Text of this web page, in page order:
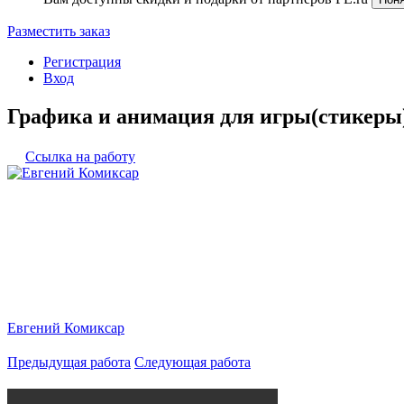
Разместить заказ
Регистрация
Вход
Графика и анимация для
Ссылка на работу
Евгений Комиксар
Предыдущая работа Следующая работа